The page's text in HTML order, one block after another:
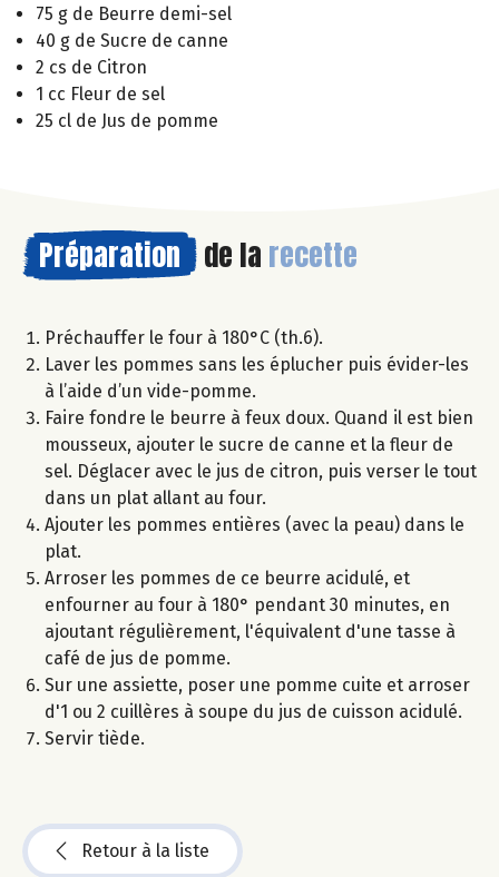
75 g de Beurre demi-sel
40 g de Sucre de canne
2 cs de Citron
1 cc Fleur de sel
25 cl de Jus de pomme
Préparation de la recette
Préchauffer le four à 180°C (th.6).
Laver les pommes sans les éplucher puis évider-les
à l’aide d’un vide-pomme.
Faire fondre le beurre à feux doux. Quand il est bien
mousseux, ajouter le sucre de canne et la fleur de
sel. Déglacer avec le jus de citron, puis verser le tout
dans un plat allant au four.
Ajouter les pommes entières (avec la peau) dans le
plat.
Arroser les pommes de ce beurre acidulé, et
enfourner au four à 180° pendant 30 minutes, en
ajoutant régulièrement, l'équivalent d'une tasse à
café de jus de pomme.
Sur une assiette, poser une pomme cuite et arroser
d'1 ou 2 cuillères à soupe du jus de cuisson acidulé.
Servir tiède.
Retour à la liste